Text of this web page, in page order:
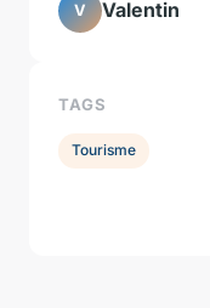
V Valentin
TAGS
Tourisme